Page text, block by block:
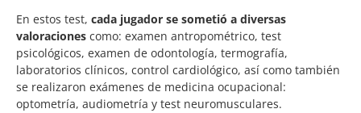
En estos test, cada jugador se sometió a diversas
valoraciones como: examen antropométrico, test
psicológicos, examen de odontología, termografía,
laboratorios clínicos, control cardiológico, así como también
se realizaron exámenes de medicina ocupacional:
optometría, audiometría y test neuromusculares.